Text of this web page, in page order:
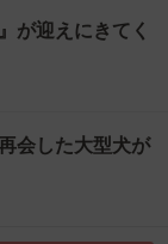
が迎えにきてく
会した大型犬が